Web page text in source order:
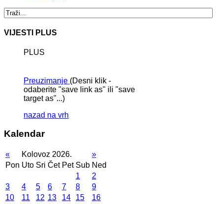
VIJESTI PLUS
PLUS
Preuzimanje (Desni klik -
odaberite "save link as" ili "save
target as"...)
nazad na vrh
Kalendar
« Kolovoz 2026.
»
Pon Uto Sri Čet Pet Sub Ned
1
2
3
4 5 6 7 8
9
10
11 12 13 14 15
16